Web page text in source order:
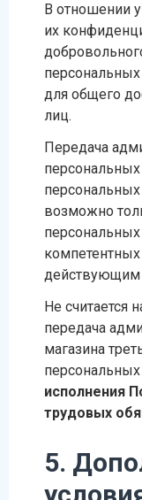
В отношении
их
для общего
лиц.
Передача
возможно
компетентных
действующим
Не считается
передача
магазина
исполнения
трудовых
5.